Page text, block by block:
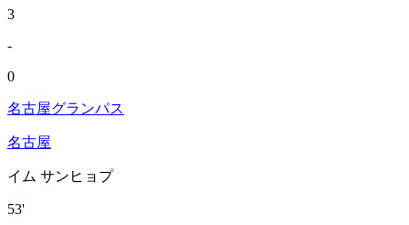
3
-
0
名古屋グランパス
名古屋
イム サンヒョプ
53'